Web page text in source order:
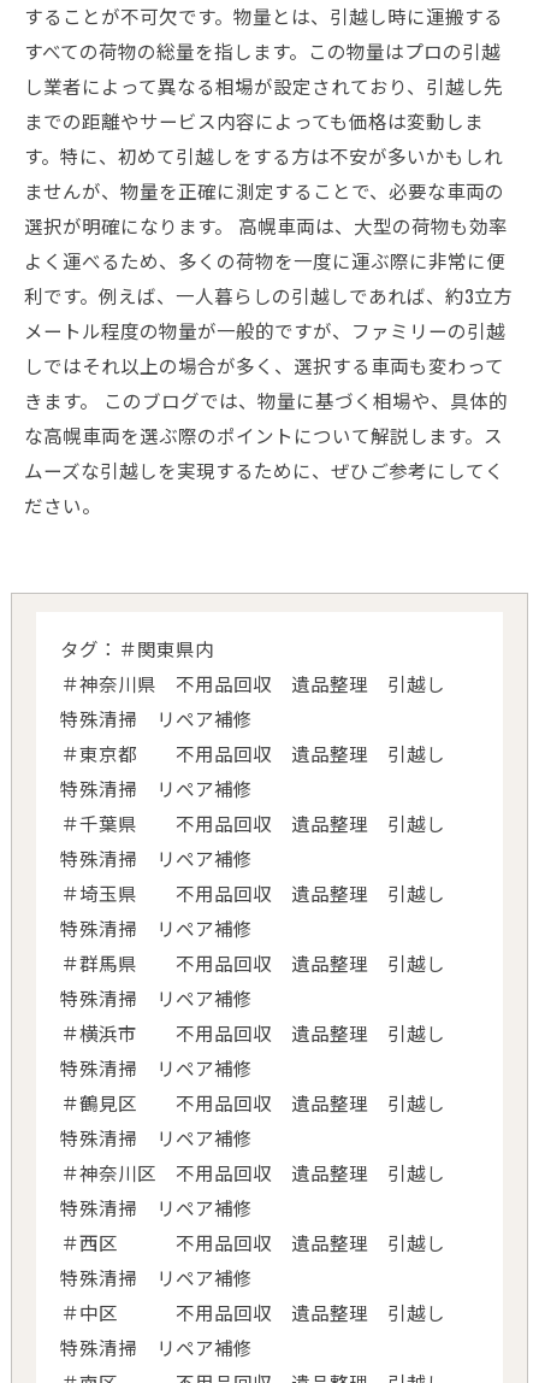
することが不可欠です。物量とは、引越し時に運搬する
すべての荷物の総量を指します。この物量はプロの引越
し業者によって異なる相場が設定されており、引越し先
までの距離やサービス内容によっても価格は変動しま
す。特に、初めて引越しをする方は不安が多いかもしれ
ませんが、物量を正確に測定することで、必要な車両の
選択が明確になります。 高幌車両は、大型の荷物も効率
よく運べるため、多くの荷物を一度に運ぶ際に非常に便
利です。例えば、一人暮らしの引越しであれば、約3立方
メートル程度の物量が一般的ですが、ファミリーの引越
しではそれ以上の場合が多く、選択する車両も変わって
きます。 このブログでは、物量に基づく相場や、具体的
な高幌車両を選ぶ際のポイントについて解説します。ス
ムーズな引越しを実現するために、ぜひご参考にしてく
ださい。
タグ：＃関東県内
＃神奈川県 不用品回収 遺品整理 引越し
特殊清掃 リペア補修
＃東京都 不用品回収 遺品整理 引越し
特殊清掃 リペア補修
＃千葉県 不用品回収 遺品整理 引越し
特殊清掃 リペア補修
＃埼玉県 不用品回収 遺品整理 引越し
特殊清掃 リペア補修
＃群馬県 不用品回収 遺品整理 引越し
特殊清掃 リペア補修
＃横浜市 不用品回収 遺品整理 引越し
特殊清掃 リペア補修
＃鶴見区 不用品回収 遺品整理 引越し
特殊清掃 リペア補修
＃神奈川区 不用品回収 遺品整理 引越し
特殊清掃 リペア補修
＃西区 不用品回収 遺品整理 引越し
特殊清掃 リペア補修
＃中区 不用品回収 遺品整理 引越し
特殊清掃 リペア補修